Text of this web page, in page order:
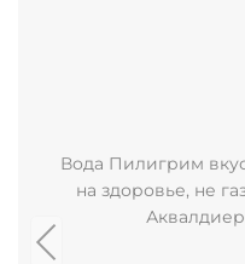
Вода Пилигрим
на здоровье, не